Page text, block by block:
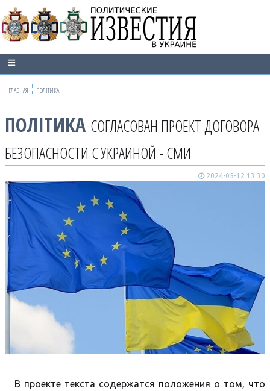
ГЛАВНАЯ ПОЛІТИКА
ПОЛІТИКА СОГЛАСОВАН ПРОЕКТ ДОГОВОРА
БЕЗОПАСНОСТИ С УКРАИНОЙ - СМИ
2024-05-12 13:30
В проекте текста содержатся положения о том, что